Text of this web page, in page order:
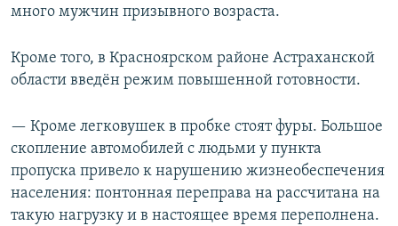
много мужчин призывного возраста.
Кроме того, в Красноярском районе Астраханской
области введён режим повышенной готовности.
— Кроме легковушек в пробке стоят фуры. Большое
скопление автомобилей с людьми у пункта
пропуска привело к нарушению жизнеобеспечения
населения: понтонная переправа на рассчитана на
такую нагрузку и в настоящее время переполнена.